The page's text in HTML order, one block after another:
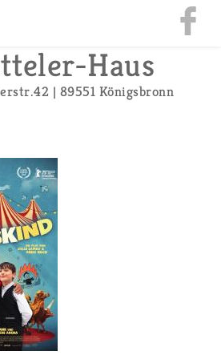
Haus
| 89551 Kö­nigs­bronn